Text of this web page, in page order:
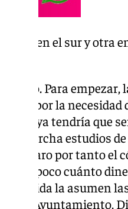
una en el sur y otra
Para
por la
que ya tendría que
en marcha estudios
claro por tanto el
Tampoco cuánto
partida la asumen
-Ayuntamiento,